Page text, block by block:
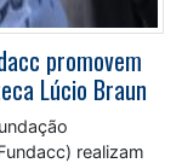
promovem
Lúcio Braun
realizam